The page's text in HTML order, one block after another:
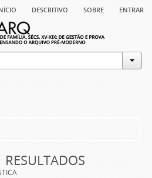
descritivo sobre entrar